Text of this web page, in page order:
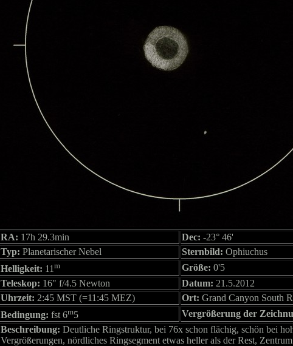
RA: 17h 29.3min Dec: -23° 46'
Typ: Planetarischer Nebel Sternbild: Ophiuchus
Helligkeit: 11 m Größe: 0'5
Teleskop: 16" f/4.5 Newton Datum: 21.5.2012
Uhrzeit: 2:45 MST (=11:45 MEZ) Ort: Grand Canyon South
Bedingung: fst 6m5 Vergrößerung der
Beschreibung: Deutliche Ringstruktur, bei 76x schon flächig, schön bei
Vergrößerungen, nördliches Ringsegment etwas heller als der Rest,